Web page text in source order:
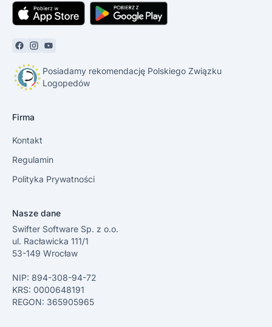
Posiadamy rekomendację Polskiego Związku
Logopedów
Firma
Kontakt
Regulamin
Polityka Prywatności
Nasze dane
Swifter Software Sp. z o.o.
ul. Racławicka 111/1
53-149 Wrocław
NIP: 894-308-94-72
KRS: 0000648191
REGON: 365905965